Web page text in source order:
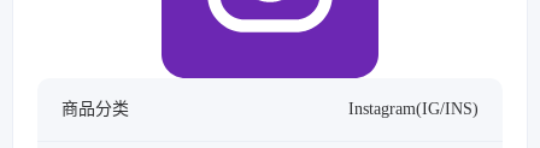
商品分类 Instagram(IG/INS)